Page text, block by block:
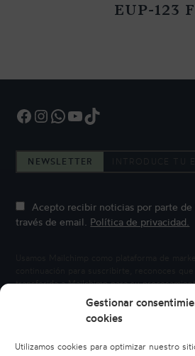
Gestionar
cookies
Utilizamos cookies para optimizar nuestro
EUP-123
Facebook InstagramWhatsApp YouTube TikTok
NEWSLETTER
Acepto recibir noticias por parte de
través de email. Política de privacidad.
transferida a Mailchimp para su
la privacidad de Mailchimp.